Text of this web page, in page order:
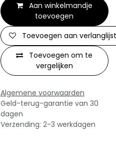
Aan winkelmandje
toevoegen
Toevoegen om te
vergelijken
Toevoegen aan verlanglijst
Algemene voorwaarden
Geld-terug-garantie van 30
dagen
Verzending: 2-3 werkdagen